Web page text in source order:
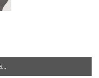
Giulia